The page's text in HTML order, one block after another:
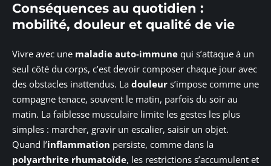
Conséquences au quotidien :
mobilité, douleur et qualité de vie
Vivre avec une maladie auto-immune qui s’attaque à un
seul côté du corps, c’est devoir composer chaque jour avec
des obstacles inattendus. La douleur s’impose comme une
compagne tenace, souvent le matin, parfois du soir au
matin. La faiblesse musculaire limite les gestes les plus
simples : marcher, gravir un escalier, saisir un objet.
Quand l’inflammation persiste, comme dans la
polyarthrite rhumatoïde, les restrictions s’accumulent et